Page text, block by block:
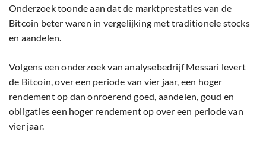
Onderzoek toonde aan dat de marktprestaties van de
Bitcoin beter waren in vergelijking met traditionele stocks
en aandelen.
Volgens een onderzoek van analysebedrijf Messari levert
de Bitcoin, over een periode van vier jaar, een hoger
rendement op dan onroerend goed, aandelen, goud en
obligaties een hoger rendement op over een periode van
vier jaar.